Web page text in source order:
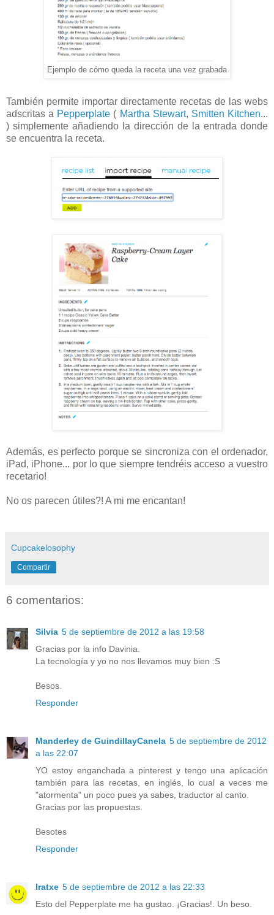
Ejemplo de cómo queda la receta una vez grabada
También permite importar directamente recetas de las webs
adscritas a Pepperplate ( Martha Stewart, Smitten Kitchen...
) simplemente añadiendo la dirección de la entrada donde
se encuentra la receta.
Además, es perfecto porque se sincroniza con el ordenador,
iPad, iPhone... por lo que siempre tendréis acceso a vuestro
recetario!
No os parecen útiles?! A mi me encantan!
Cupcakelosophy
Compartir
6 comentarios:
Silvia 5 de septiembre de 2012 a las 19:58
Gracias por la info Davinia.
La tecnología y yo no nos llevamos muy bien :S
Besos.
Responder
Manderley de GuindillayCanela 5 de septiembre de 2012
a las 22:07
YO estoy enganchada a pinterest y tengo una aplicación
también para las recetas, en inglés, lo cual a veces me
"atormenta" un poco pues ya sabes, traductor al canto.
Gracias por las propuestas.
Besotes
Responder
Iratxe 5 de septiembre de 2012 a las 22:33
Esto del Pepperplate me ha gustao. ¡Gracias!. Un beso.